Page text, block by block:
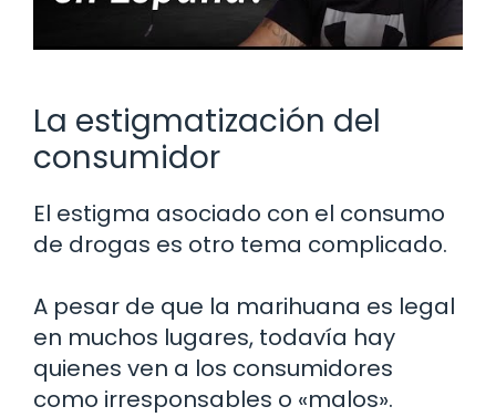
La estigmatización del
consumidor
El estigma asociado con el consumo
de drogas es otro tema complicado.
A pesar de que la marihuana es legal
en muchos lugares, todavía hay
quienes ven a los consumidores
como irresponsables o «malos».